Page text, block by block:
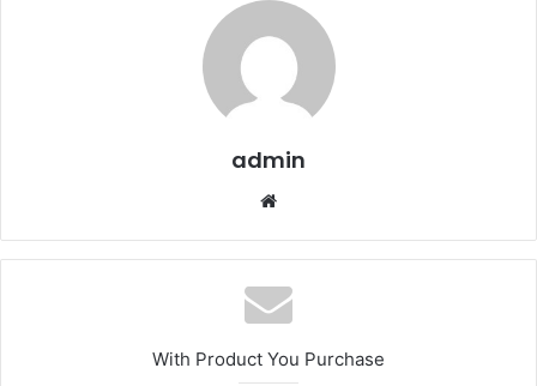
admin
With Product You Purchase